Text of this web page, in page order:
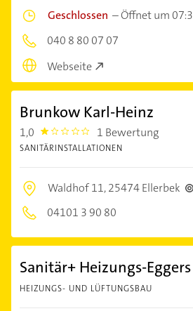
Geschlossen –Öffnet um
040 8 80 07 07
Webseite
Brunkow Karl-Heinz
1,0 1.0 1 Bewertung
SANITÄRINSTALLATIONEN
Waldhof 11,25474 Ellerbek
04101 3 90 80
Sanitär+ Heizungs-
HEIZUNGS- UND LÜFTUNGSBAU